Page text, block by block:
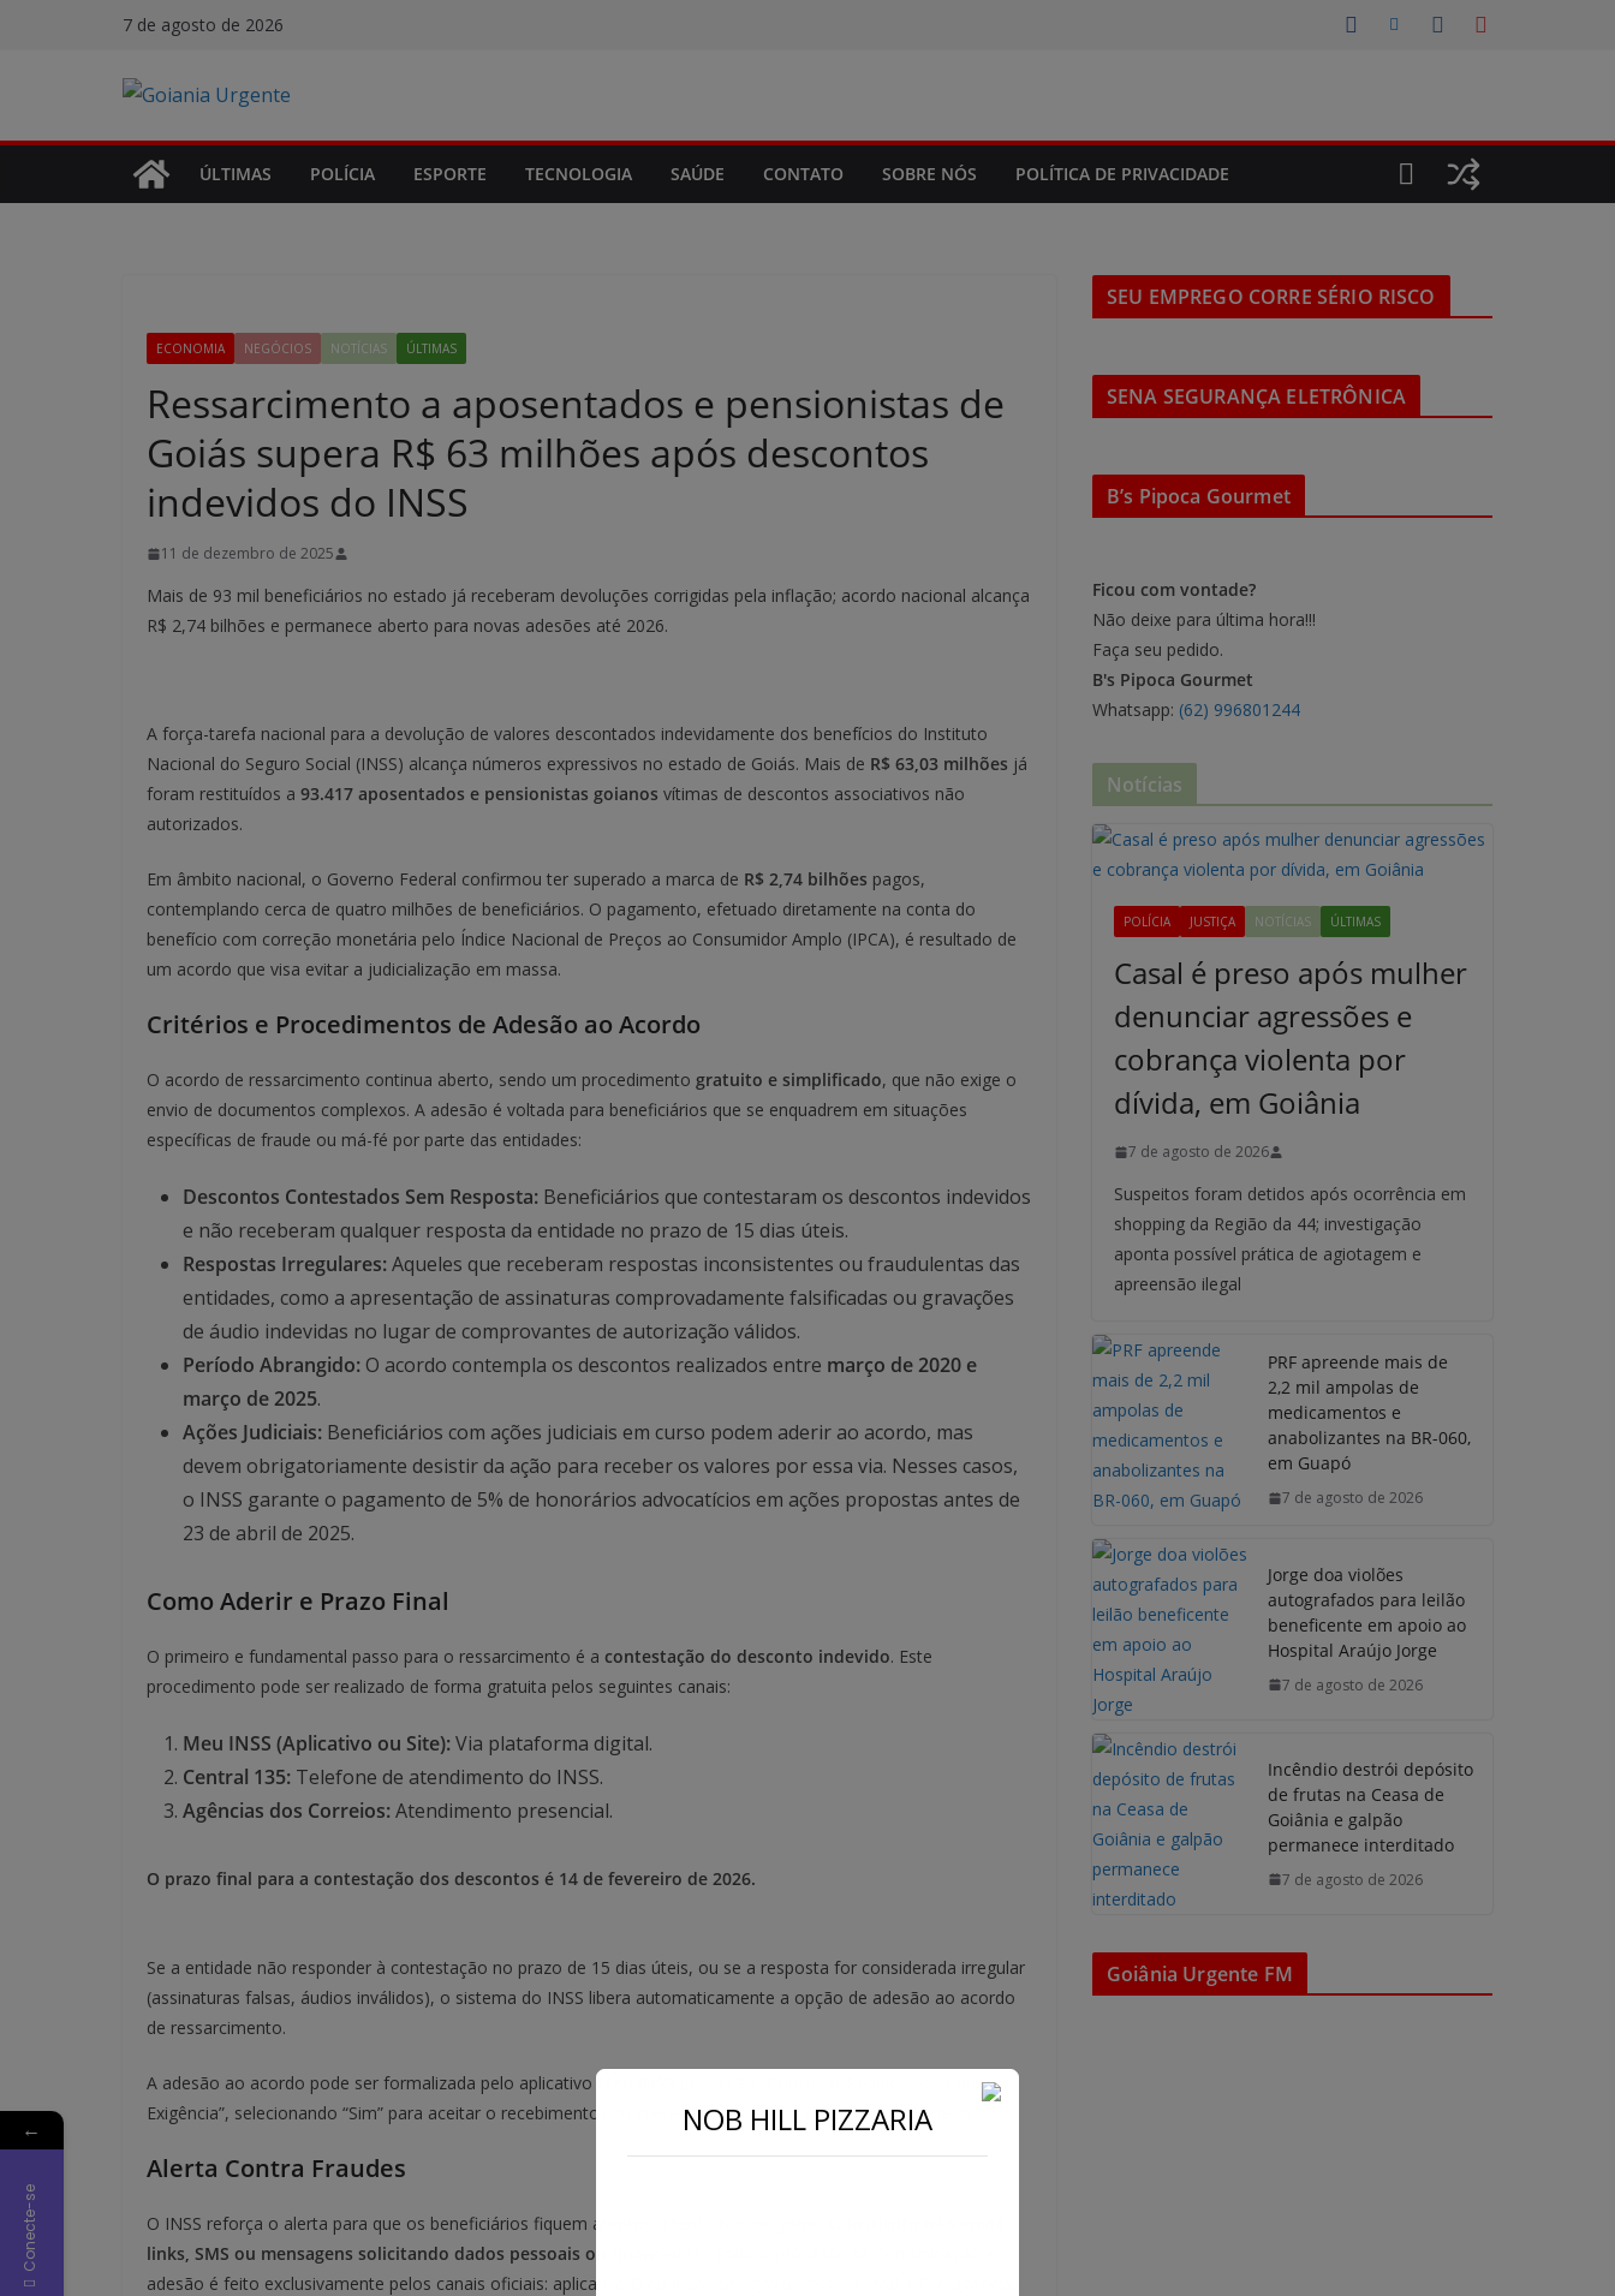
7 de agosto de 2026
ÚLTIMAS POLÍCIA ESPORTE TECNOLOGIA SAÚDE CONTATO SOBRE NÓS POLÍTICA DE PRIVACIDADE
ECONOMIA NEGÓCIOS NOTÍCIAS ÚLTIMAS
Ressarcimento a aposentados e pensionistas de
Goiás supera R$ 63 milhões após descontos
indevidos do INSS
11 de dezembro de 2025
Mais de 93 mil beneficiários no estado já receberam devoluções corrigidas pela inflação; acordo nacional alcança
R$ 2,74 bilhões e permanece aberto para novas adesões até 2026.
A força-tarefa nacional para a devolução de valores descontados indevidamente dos benefícios do Instituto
Nacional do Seguro Social (INSS) alcança números expressivos no estado de Goiás. Mais de R$ 63,03 milhões já
foram restituídos a 93.417 aposentados e pensionistas goianos vítimas de descontos associativos não
autorizados.
Em âmbito nacional, o Governo Federal confirmou ter superado a marca de R$ 2,74 bilhões pagos,
contemplando cerca de quatro milhões de beneficiários. O pagamento, efetuado diretamente na conta do
benefício com correção monetária pelo Índice Nacional de Preços ao Consumidor Amplo (IPCA), é resultado de
um acordo que visa evitar a judicialização em massa.
Critérios e Procedimentos de Adesão ao Acordo
O acordo de ressarcimento continua aberto, sendo um procedimento gratuito e simplificado, que não exige o
envio de documentos complexos. A adesão é voltada para beneficiários que se enquadrem em situações
específicas de fraude ou má-fé por parte das entidades:
Descontos Contestados Sem Resposta: Beneficiários que contestaram os descontos indevidos
e não receberam qualquer resposta da entidade no prazo de 15 dias úteis.
Respostas Irregulares:Aqueles que receberam respostas inconsistentes ou fraudulentas das
entidades, como a apresentação de assinaturas comprovadamente falsificadas ou gravações
de áudio indevidas no lugar de comprovantes de autorização válidos.
Período Abrangido: O acordo contempla os descontos realizados entre março de 2020 e
março de 2025.
Ações Judiciais: Beneficiários com ações judiciais em curso podem aderir ao acordo, mas
devem obrigatoriamente desistir da ação para receber os valores por essa via. Nesses casos,
o INSS garante o pagamento de 5% de honorários advocatícios em ações propostas antes de
23 de abril de 2025.
Como Aderir e Prazo Final
O primeiro e fundamental passo para o ressarcimento é a contestação do desconto indevido. Este
procedimento pode ser realizado de forma gratuita pelos seguintes canais:
Meu INSS (Aplicativo ou Site):Via plataforma digital.
Central 135: Telefone de atendimento do INSS.
Agências dos Correios:Atendimento presencial.
O prazo final para a contestação dos descontos é 14 de fevereiro de 2026.
Se a entidade não responder à contestação no prazo de 15 dias úteis, ou se a resposta for considerada irregular
(assinaturas falsas, áudios inválidos), o sistema do INSS libera automaticamente a opção de adesão ao acordo
de ressarcimento.
A adesão ao acordo pode ser formalizada pelo aplicativo
(na seção “Consultar Pedidos” -> “Cumprir
Exigência”, selecionando “Sim” para aceitar o recebimento) ou presencialmente nas agências dos Correios.
Alerta Contra Fraudes
O INSS reforça o alerta para que os beneficiários fiquem atentos a tentativas de golpe.
links, SMS ou mensagens solicitando dados pessoais ou financeiros.
adesão é feito exclusivamente pelos canais oficiais: aplicativo Meu INSS, site gov.br/inss, Central 135 e agências
SEU EMPREGO CORRE SÉRIO RISCO
SENA SEGURANÇA ELETRÔNICA
B’s Pipoca Gourmet
Ficou com vontade?
Não deixe para última hora!!!
Faça seu pedido.
B's Pipoca Gourmet
Whatsapp: (62) 996801244
Notícias
POLÍCIA JUSTIÇA NOTÍCIAS ÚLTIMAS
Casal é preso após mulher
denunciar agressões e
cobrança violenta por
dívida, em Goiânia
7 de agosto de 2026
Suspeitos foram detidos após ocorrência em
shopping da Região da 44; investigação
aponta possível prática de agiotagem e
apreensão ilegal
PRF apreende mais de
2,2 mil ampolas de
medicamentos e
anabolizantes na BR-060,
em Guapó
7 de agosto de 2026
Jorge doa violões
autografados para leilão
beneficente em apoio ao
Hospital Araújo Jorge
7 de agosto de 2026
Incêndio destrói depósito
de frutas na Ceasa de
Goiânia e galpão
permanece interditado
7 de agosto de 2026
Goiânia Urgente FM
←
Conecte-se
NOB HILL PIZZARIA